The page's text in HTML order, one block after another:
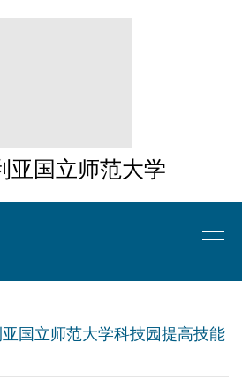
亚国立师范大学
国立师范大学科技园提高技能